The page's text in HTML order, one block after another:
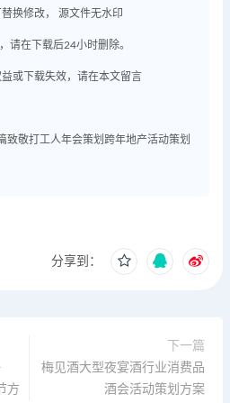
换修改， 源文件无水印
请在下载后24小时删除。
或下载失效，请在本文留言
致敬打工人年会策划跨年地产活动策划
分享到：
方
下一篇
梅见酒大型夜宴酒行业消费品
酒会活动策划方案